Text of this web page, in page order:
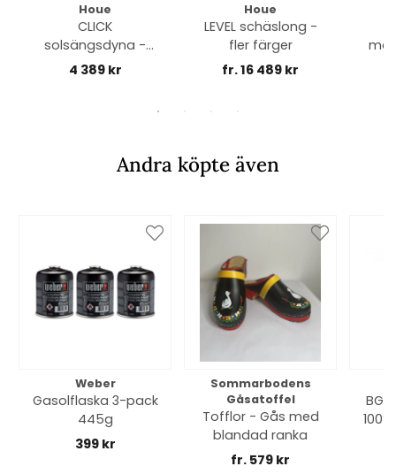
Houe
CLICK
solsängsdyna -
ash
4 389 kr
Houe
LEVEL schäslong -
fler färger
fr. 16 489 kr
Andra köpte även
Weber
Gasolflaska 3-pack
445g
399 kr
Sommarbodens
Gåsatoffel
Tofflor - Gås med
blandad ranka
fr. 579 kr